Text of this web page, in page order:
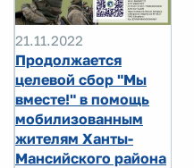
21.11.2022
Продолжается
целевой сбор "Мы
вместе!" в помощь
мобилизованным
жителям Ханты-
Мансийского района